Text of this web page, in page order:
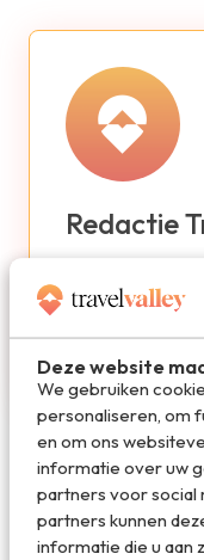
Deze website
We gebruiken
personaliseren, om
en om ons
informatie over uw
partners voor social
partners kunnen
informatie die u aan
Redactie
De redactie van
hoogte van
en mis niets!
De beste